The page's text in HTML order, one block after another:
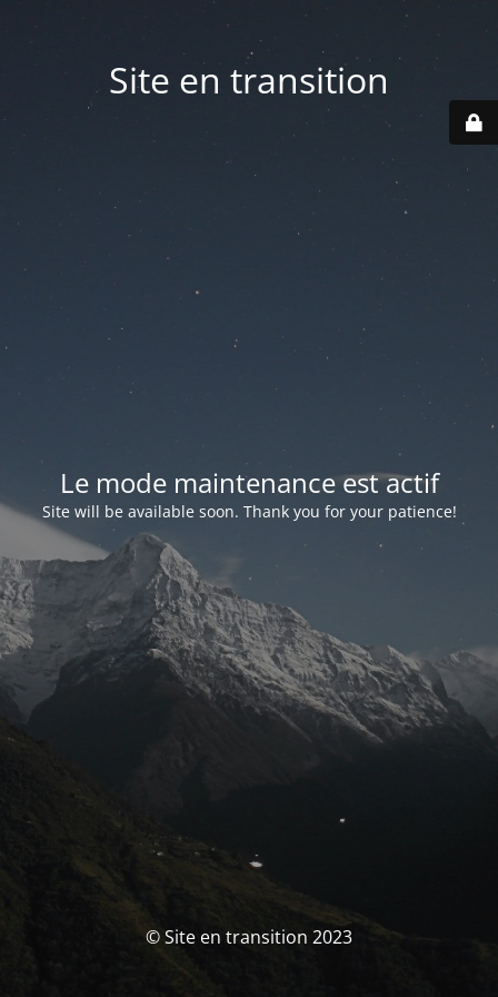
Site en transition
Le mode maintenance est actif
Site will be available soon. Thank you for your patience!
© Site en transition 2023